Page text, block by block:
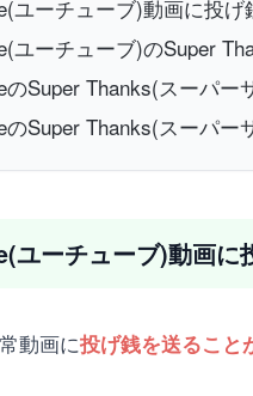
ユーチューブ)動画に投
ユーチューブ)のSuper
のSuper Thanks(スーパ
のSuper Thanks(スーパ
ユーチューブ)動画に
動画に投げ銭を送ること